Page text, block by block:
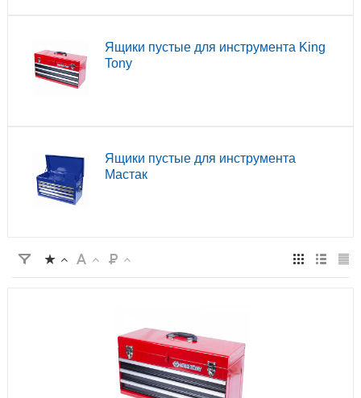
Ящики пустые для инструмента King
Tony
Ящики пустые для инструмента
Мастак